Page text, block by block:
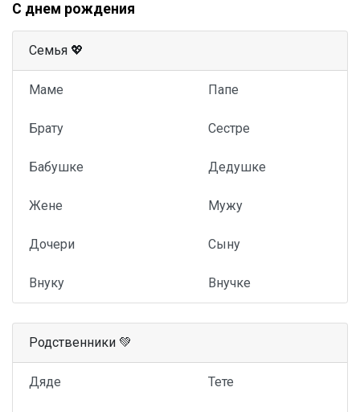
С днем рождения
Семья 💖
Маме Папе
Брату Сестре
Бабушке Дедушке
Жене Мужу
Дочери Сыну
Внуку Внучке
Родственники 💚
Дяде Тете